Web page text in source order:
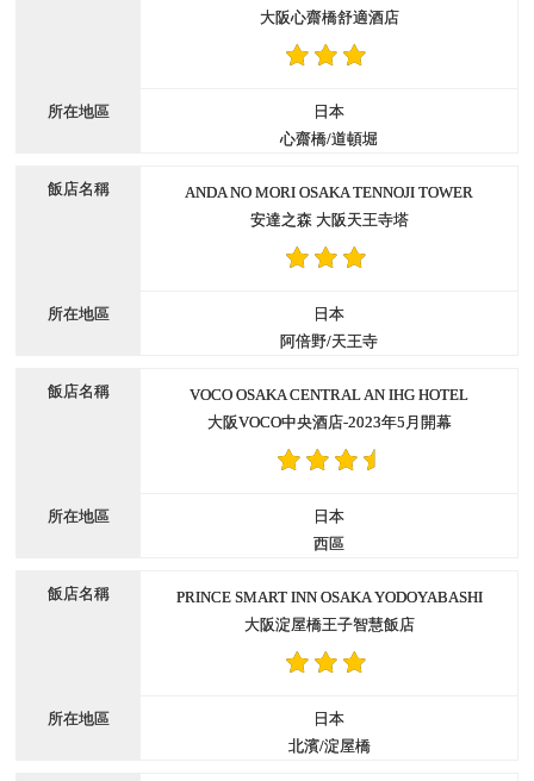
大阪心齋橋舒適酒店
日本
心齋橋/道頓堀
ANDA NO MORI OSAKA TENNOJI TOWER
安達之森 大阪天王寺塔
日本
阿倍野/天王寺
VOCO OSAKA CENTRAL AN IHG HOTEL
大阪VOCO中央酒店-2023年5月開幕
日本
西區
PRINCE SMART INN OSAKA YODOYABASHI
大阪淀屋橋王子智慧飯店
日本
北濱/淀屋橋